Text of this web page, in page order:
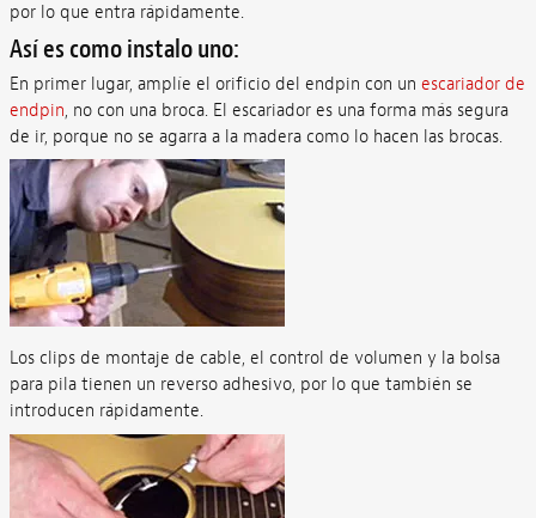
por lo que entra rápidamente.
Así es como instalo uno:
En primer lugar, amplíe el orificio del endpin con un escariador de
endpin, no con una broca. El escariador es una forma más segura
de ir, porque no se agarra a la madera como lo hacen las brocas.
Los clips de montaje de cable, el control de volumen y la bolsa
para pila tienen un reverso adhesivo, por lo que también se
introducen rápidamente.